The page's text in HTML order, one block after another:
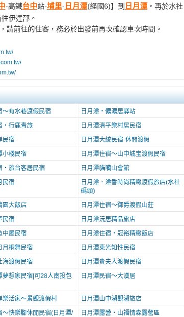
-高鐵台中站-埔里- 日月潭(経國6)】到 日月潭。再於水社
伊達邵。
請前往的住客，務必於出發前再次確認車次時間。
～有水巷渡假民宿
日月潭‧儂濃居驛站
‧行鹿青旅
日月潭清平樂村居民宿
民宿
日月潭大統民宿-休閒渡假
小棧民宿
日月潭住宿～山中城宝渡假民宿
‧旅台客居民宿
日月潭貓囒山會館
民宿
日月潭．潭香時尚精緻渡假旅店(水社
碼頭)
園大飯店
日月潭住宿～御爵渡假山莊
民宿
日月潭沅居精品旅店
中屋民宿
日月潭住宿‧冠裕精緻飯店
月桐舞民宿
日月潭東光知性民宿
海渡假民宿
日月潭貴夫人渡假民宿
夢想家民宿|可28人南投包
日月潭民宿～大漢居
樂活家～景觀渡假村
日月潭山中湖觀湖旅店
～快樂腳休閒民宿(日月潭/
日月潭露營‧山福情森露營區